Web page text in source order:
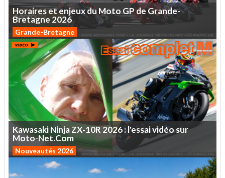
HorairesetenjeuxduMotoGPdeGrande-
Bretagne 2026
Grande-Bretagne
KawasakiNinjaZX-10R2026:l'essaividéosur
Moto-Net.Com
Nouveautés 2026